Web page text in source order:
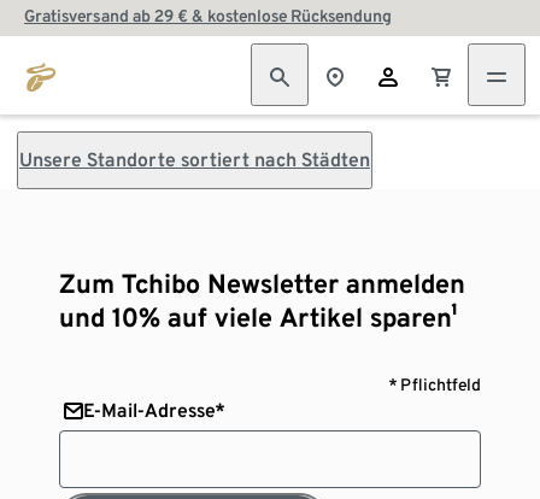
Gratisversand ab 29 € & kostenlose Rücksendung
Unsere Standorte sortiert nach Städten
Zum Tchibo Newsletter anmelden
und 10% auf viele Artikel sparen¹
* Pflichtfeld
E-Mail-Adresse*